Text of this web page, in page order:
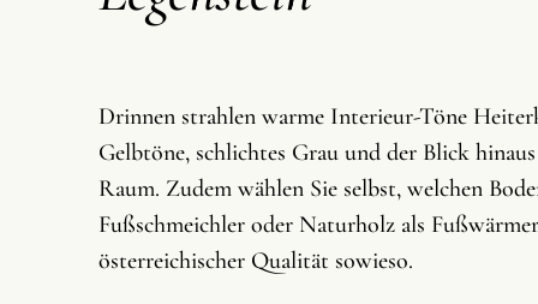
Drinnen strahlen warme Interieur-Töne
Gelbtöne, schlichtes Grau und der Blick
Raum. Zudem wählen Sie selbst, welchen
Fußschmeichler oder Naturholz als
österreichischer Qualität sowieso.